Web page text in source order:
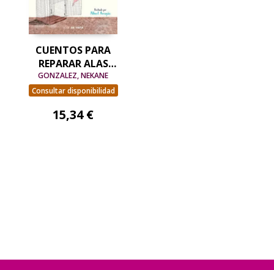
CUENTOS PARA
REPARAR ALAS
ROTAS
GONZALEZ, NEKANE
Consultar disponibilidad
15,34 €